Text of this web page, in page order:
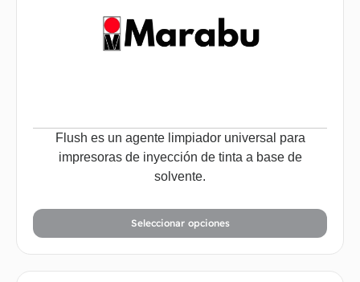
Flush es un agente limpiador universal para
impresoras de inyección de tinta a base de
solvente.
Seleccionar opciones